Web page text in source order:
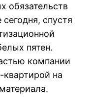
обязательств
спустя
пятен.
компании
на